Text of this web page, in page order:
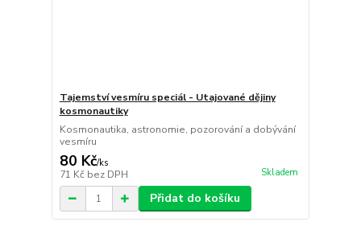
Tajemství vesmíru speciál - Utajované dějiny
kosmonautiky
Kosmonautika, astronomie, pozorování a dobývání
vesmíru
80 Kč/ks
71 Kč bez DPH Skladem
Přidat do košíku